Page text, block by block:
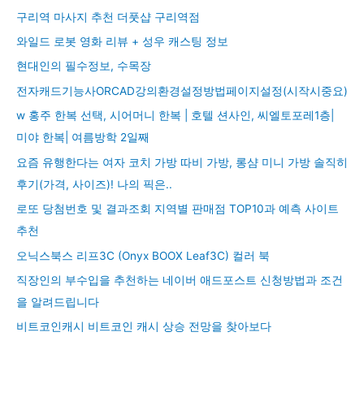
구리역 마사지 추천 더풋샵 구리역점
와일드 로봇 영화 리뷰 + 성우 캐스팅 정보
현대인의 필수정보, 수목장
전자캐드기능사ORCAD강의환경설정방법페이지설정(시작시중요)
w 홍주 한복 선택, 시어머니 한복 | 호텔 션사인, 씨엘토포레1층|
미야 한복| 여름방학 2일째
요즘 유행한다는 여자 코치 가방 따비 가방, 롱샴 미니 가방 솔직히
후기(가격, 사이즈)! 나의 픽은..
로또 당첨번호 및 결과조회 지역별 판매점 TOP10과 예측 사이트
추천
오닉스북스 리프3C (Onyx BOOX Leaf3C) 컬러 북
직장인의 부수입을 추천하는 네이버 애드포스트 신청방법과 조건
을 알려드립니다
비트코인캐시 비트코인 캐시 상승 전망을 찾아보다